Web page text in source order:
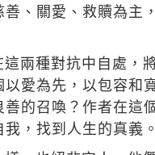
、關愛、救贖為主
兩種對抗中自處，
愛為先，以包容和
的召喚？作者在這
，找到人生的真義。